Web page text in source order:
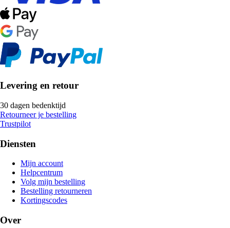
Levering en retour
30 dagen bedenktijd
Retourneer je bestelling
Trustpilot
Diensten
Mijn account
Helpcentrum
Volg mijn bestelling
Bestelling retourneren
Kortingscodes
Over